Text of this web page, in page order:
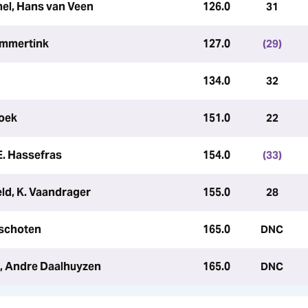
Hans van Veen 126.0 31
127.0 (29)
134.0 32
151.0 22
Hassefras 154.0 (33)
K. Vaandrager 155.0 28
165.0 DNC
Andre Daalhuyzen 165.0 DNC